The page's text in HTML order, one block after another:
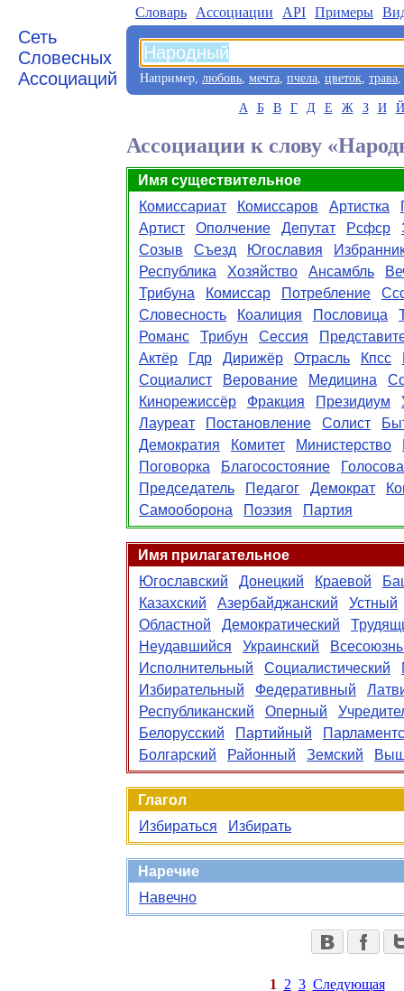
Сеть
Словесных
Ассоциаций
Словарь Aссоциации API Примеры
Например, любовь, мечта, пчела, цветок, трава,
А Б В Г Д Е Ж З И Й
Ассоциации к слову
Имя существительное
Комиссариат
Комиссаров Артистка
Артист
Ополчение Депутат Рсфср
Созыв
Съезд Югославия
Республика
Хозяйство Ансамбль
Трибуна
Комиссар Потребление
Словесность
Коалиция Пословица
Романс
Трибун Сессия
Актёр
Гдр Дирижёр Отрасль Кпсс
Социалист
Верование Медицина
Кинорежиссёр
Фракция Президиум
Лауреат
Постановление Солист
Демократия
Комитет Министерство
Поговорка
Благосостояние
Председатель
Педагог Демократ
Самооборона
Поэзия Партия
Имя прилагательное
Югославский
Донецкий Краевой
Казахский
Азербайджанский
Устный
Областной
Демократический
Неудавшийся
Украинский
Исполнительный
Социалистический
Избирательный
Федеративный
Республиканский
Оперный
Белорусский
Партийный
Болгарский
Районный Земский
Глагол
Избираться
Избирать
Наречие
Навечно
1 2 3 Следующая